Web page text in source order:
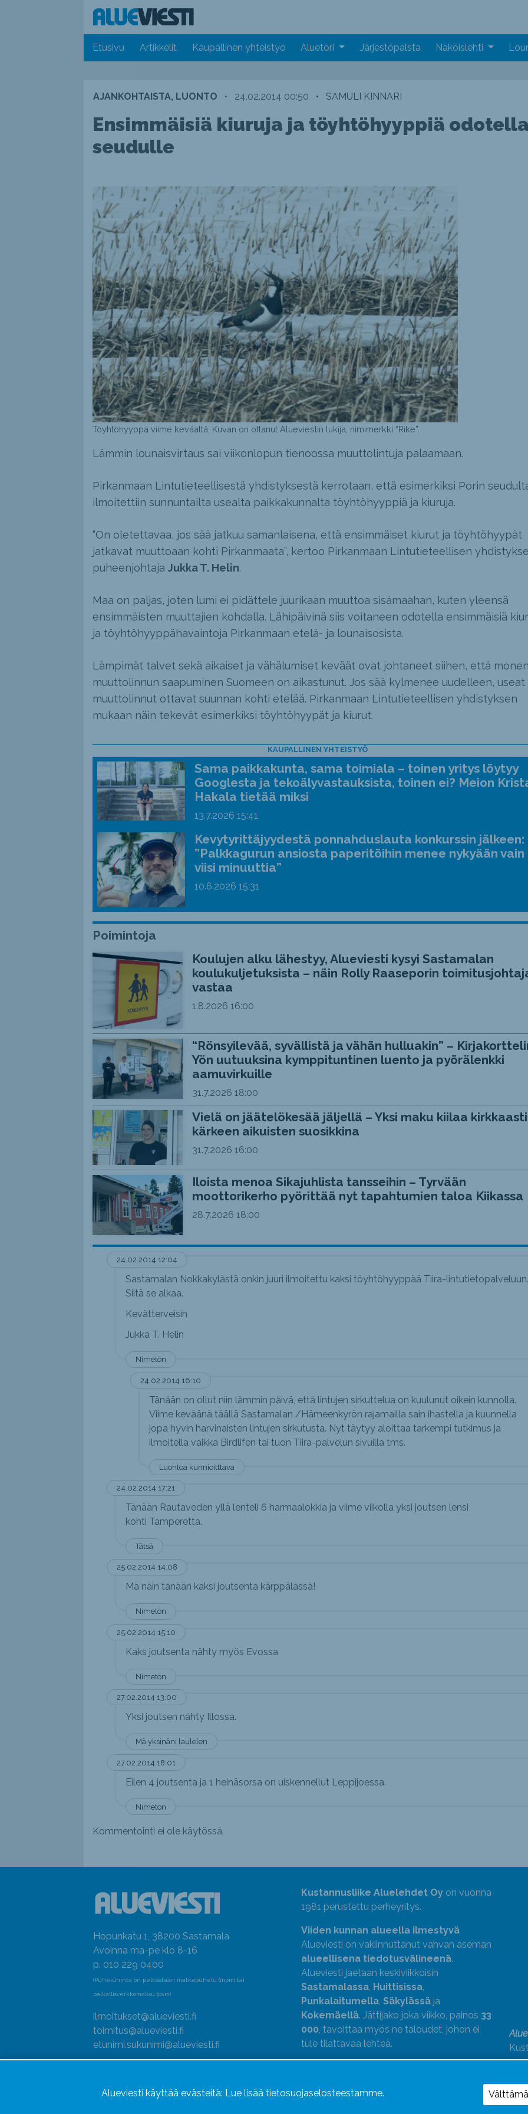
Etusivu Artikkelit Kaupallinen yhteistyö Aluetori Järjestöpalsta Näköislehti
AJANKOHTAISTA, LUONTO • 24.02.2014 00:50 • SAMULI KINNARI
Ensimmäisiä kiuruja ja töyhtöhyyppiä
seudulle
Töyhtöhyyppä viime keväältä. Kuvan on ottanut Alueviestin lukija, nimimerkki “Rike”.
Lämmin lounaisvirtaus sai viikonlopun tienoossa muuttolintuja palaamaan.
Pirkanmaan Lintutieteellisestä yhdistyksestä kerrotaan, että esimerkiksi Porin
ilmoitettiin sunnuntailta usealta paikkakunnalta töyhtöhyyppiä ja kiuruja.
“On oletettavaa, jos sää jatkuu samanlaisena, että ensimmäiset kiurut ja töyhtöhyypät
jatkavat muuttoaan kohti Pirkanmaata”, kertoo Pirkanmaan Lintutieteellisen
puheenjohtaja Jukka T. Helin.
Maa on paljas, joten lumi ei pidättele juurikaan muuttoa sisämaahan, kuten yleensä
ensimmäisten muuttajien kohdalla. Lähipäivinä siis voitaneen odotella ensimmäisiä
ja töyhtöhyyppähavaintoja Pirkanmaan etelä- ja lounaisosista.
Lämpimät talvet sekä aikaiset ja vähälumiset keväät ovat johtaneet siihen, että
muuttolinnun saapuminen Suomeen on aikastunut. Jos sää kylmenee uudelleen, useat
muuttolinnut ottavat suunnan kohti etelää. Pirkanmaan Lintutieteellisen yhdistyksen
mukaan näin tekevät esimerkiksi töyhtöhyypät ja kiurut.
KAUPALLINEN YHTEISTYÖ
Sama paikkakunta, sama toimiala – toinen yritys löytyy
Googlesta ja tekoälyvastauksista, toinen ei? Meion
Hakala tietää miksi
13.7.2026 15:41
Kevytyrittäjyydestä ponnahduslauta konkurssin jälkeen:
”Palkkagurun ansiosta paperitöihin menee nykyään vain
viisi minuuttia”
10.6.2026 15:31
Poimintoja
Koulujen alku lähestyy, Alueviesti kysyi Sastamalan
koulukuljetuksista – näin Rolly Raaseporin
vastaa
1.8.2026 16:00
“Rönsyilevää, syvällistä ja vähän hulluakin” –
Yön uutuuksina kymppituntinen luento ja pyörälenkki
aamuvirkuille
31.7.2026 18:00
Vielä on jäätelökesää jäljellä – Yksi maku kiilaa kirkkaasti
kärkeen aikuisten suosikkina
31.7.2026 16:00
Iloista menoa Sikajuhlista tansseihin – Tyrvään
moottorikerho pyörittää nyt tapahtumien taloa Kiikassa
28.7.2026 18:00
24.02.2014 12:04
Nimetön
Sastamalan Nokkakylästä onkin juuri ilmoitettu kaksi töyhtöhyyppää Tiira-lintutietopalveluun.
Siitä se alkaa.
Kevätterveisin
Jukka T. Helin
24.02.2014 16:10
Luontoa kunnioitttava
Tänään on ollut niin lämmin päivä, että lintujen sirkuttelua on kuulunut oikein kunnolla.
Viime keväänä täällä Sastamalan /Hämeenkyrön rajamailla sain ihastella ja kuunnella
jopa hyvin harvinaisten lintujen sirkutusta. Nyt täytyy aloittaa tarkempi tutkimus ja
ilmoitella vaikka Birdlifen tai tuon Tiira-palvelun sivuilla tms.
24.02.2014 17:21
Tätsä
Tänään Rautaveden yllä lenteli 6 harmaalokkia ja viime viikolla yksi joutsen lensi
kohti Tamperetta.
25.02.2014 14:08
Nimetön
Mä näin tänään kaksi joutsenta kärppälässä!
25.02.2014 15:10
Nimetön
Kaks joutsenta nähty myös Evossa
27.02.2014 13:00
Mä yksinäni laulelen
Yksi joutsen nähty Illossa.
27.02.2014 18:01
Nimetön
Eilen 4 joutsenta ja 1 heinäsorsa on uiskennellut Leppijoessa.
Kommentointi ei ole käytössä.
Hopunkatu 1, 38200 Sastamala
Avoinna ma-pe klo 8-16
p. 010 229 0400
(Puheluhinta on pelkästään matkapuhelu (mpm) tai
paikallisverkkomaksu (pvm)
ilmoitukset@alueviesti.fi
toimitus@alueviesti.fi
etunimi.sukunimi@alueviesti.fi
Kustannusliike Aluelehdet Oyon vuonna
1981 perustettu perheyritys.
Viiden kunnan alueella ilmestyvä
Alueviesti on vakiinnuttanut vahvan aseman
alueellisena tiedotusvälineenä.
Alueviesti jaetaan keskiviikkoisin
Sastamalassa, Huittisissa,
Punkalaitumella, Säkylässäja
Kokemäellä. Jättijako joka viikko, painos 33
000 , tavoittaa myös ne taloudet, johon ei
tule tilattavaa lehteä.
Alueviesti käyttää evästeitä: Lue lisää tietosuojaselosteestamme.